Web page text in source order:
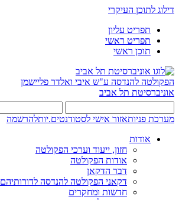
דילוג לתוכן העיקרי
תפריט עליון
תפריט ראשי
תוכן ראשי
הפקולטה להנדסה ע"ש איבי ואלדר פליישמן
אוניברסיטת תל אביב
מערכת פניותאזור אישי לסטודנטים.יותלהרשמה
אודות
חזון, ייעוד וערכי הפקולטה
אודות הפקולטה
דבר הדקאן
דקאני הפקולטה להנדסה לדורותיהם
חדשות ומחקרים